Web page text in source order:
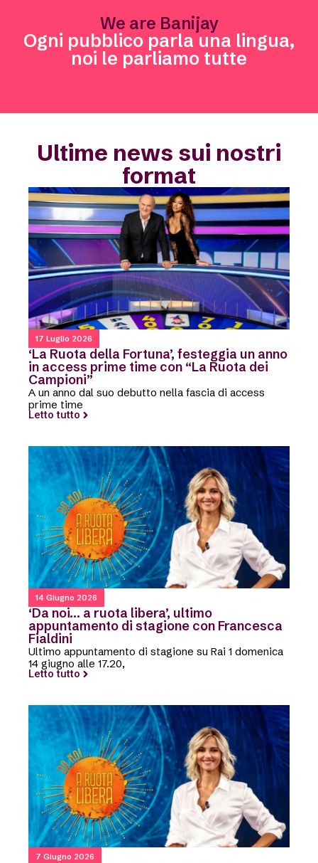
We are Banijay
Ogni pubblico parla una lingua,
noi le parliamo tutte
Ultime news sui nostri
format
17 Luglio 2026
‘La Ruota della Fortuna’, festeggia un anno
in access prime time con “La Ruota dei
Campioni”
A un anno dal suo debutto nella fascia di access
prime time
Letto tutto
14 Giugno 2026
‘Da noi… a ruota libera’, ultimo
appuntamento di stagione con Francesca
Fialdini
Ultimo appuntamento di stagione su Rai 1 domenica
14 giugno alle 17.20,
Letto tutto
7 Giugno 2026